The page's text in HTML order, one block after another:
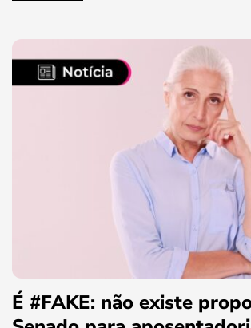
É #FAKE: não existe